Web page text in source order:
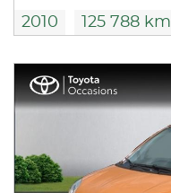
2010 125 788 km